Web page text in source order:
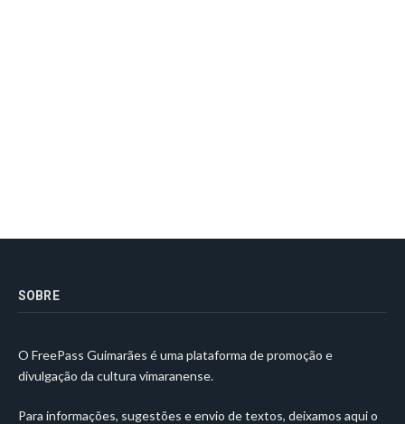
SOBRE
O FreePass Guimarães é uma plataforma de promoção e
divulgação da cultura vimaranense.
Para informações, sugestões e envio de textos, deixamos aqui o